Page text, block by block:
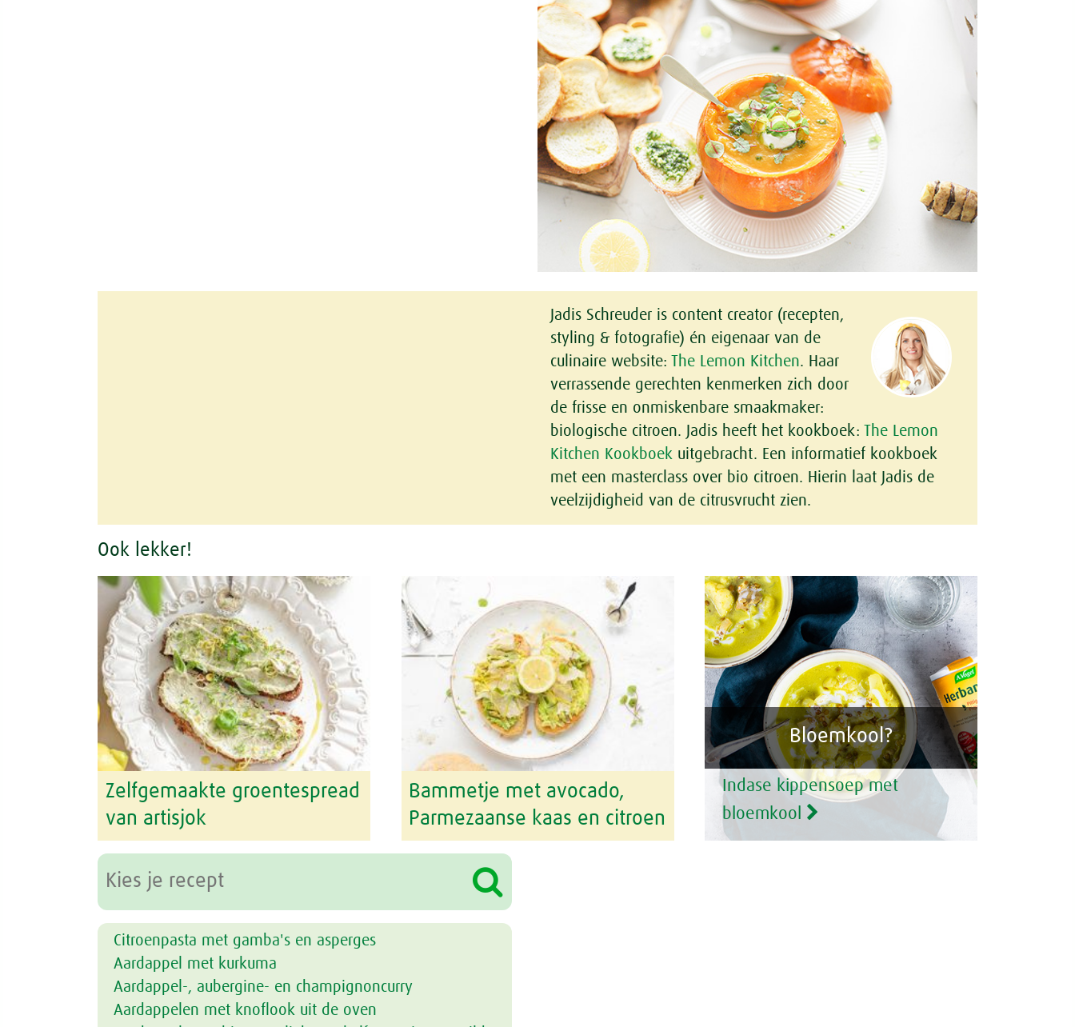
Jadis Schreuder is content creator (recepten,
styling & fotografie) én eigenaar van de
culinaire website: The Lemon Kitchen. Haar
verrassende gerechten kenmerken zich door
de frisse en onmiskenbare smaakmaker:
biologische citroen. Jadis heeft het kookboek: The Lemon
Kitchen Kookboek uitgebracht. Een informatief kookboek
met een masterclass over bio citroen. Hierin laat Jadis de
veelzijdigheid van de citrusvrucht zien.
Ook lekker!
Zelfgemaakte groentespread
van artisjok
Bammetje met avocado,
Parmezaanse kaas en citroen
Bloemkool?
Indase kippensoep met
bloemkool
Citroenpasta met gamba's en asperges
Aardappel met kurkuma
Aardappel-, aubergine- en champignoncurry
Aardappelen met knoflook uit de oven